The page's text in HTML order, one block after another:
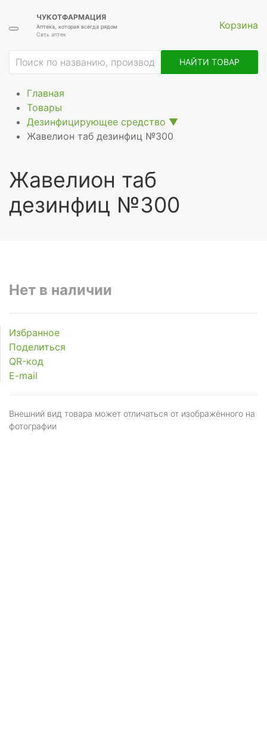
ЧУКОТФАРМАЦИЯ
Аптека, которая всегда рядом
Сеть аптек
Корзина
НАЙТИ ТОВАР
Главная
Товары
Дезинфицирующее средство ▼
Жавелион таб дезинфиц №300
Жавелион таб
дезинфиц №300
Нет в наличии
Избранное
Поделиться
QR-код
E-mail
Внешний вид товара может отличаться от изображённого на
фотографии